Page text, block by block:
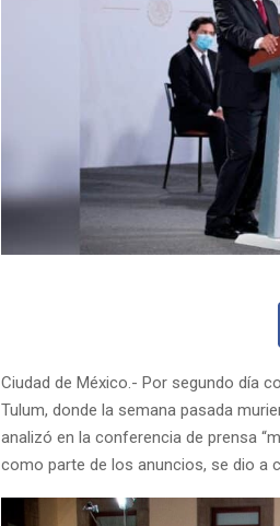
Ciudad de México.- Por segundo día
Tulum, donde la semana pasada
analizó en la conferencia de prensa
como parte de los anuncios, se dio a